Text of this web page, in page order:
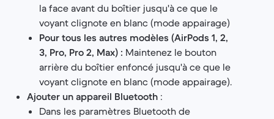
la face avant du boîtier jusqu'à ce que le
voyant clignote en blanc (mode appairage)
Pour tous les autres modèles (AirPods 1, 2,
3, Pro, Pro 2, Max) : Maintenez le bouton
arrière du boîtier enfoncé jusqu'à ce que le
voyant clignote en blanc (mode appairage).
Ajouter un appareil Bluetooth :
Dans les paramètres Bluetooth de